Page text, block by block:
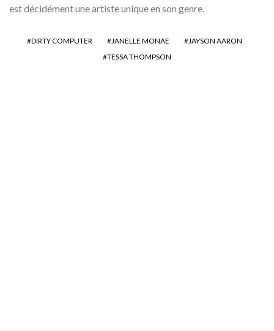
est décidément une artiste unique en son genre.
DIRTY COMPUTER JANELLE MONAE
JAYSON AARON
TESSA THOMPSON